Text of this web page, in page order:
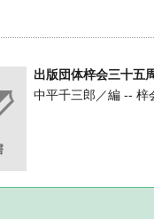
出版団体梓会三十五
中平千三郎／編 --